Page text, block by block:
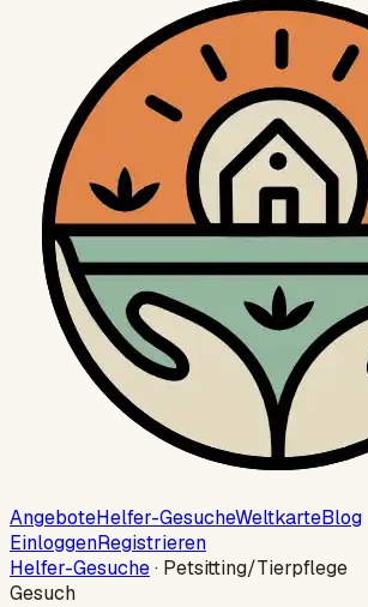
AngeboteHelfer-GesucheWeltkarteBlog
EinloggenRegistrieren
Helfer-Gesuche· Petsitting/Tierpflege
Gesuch